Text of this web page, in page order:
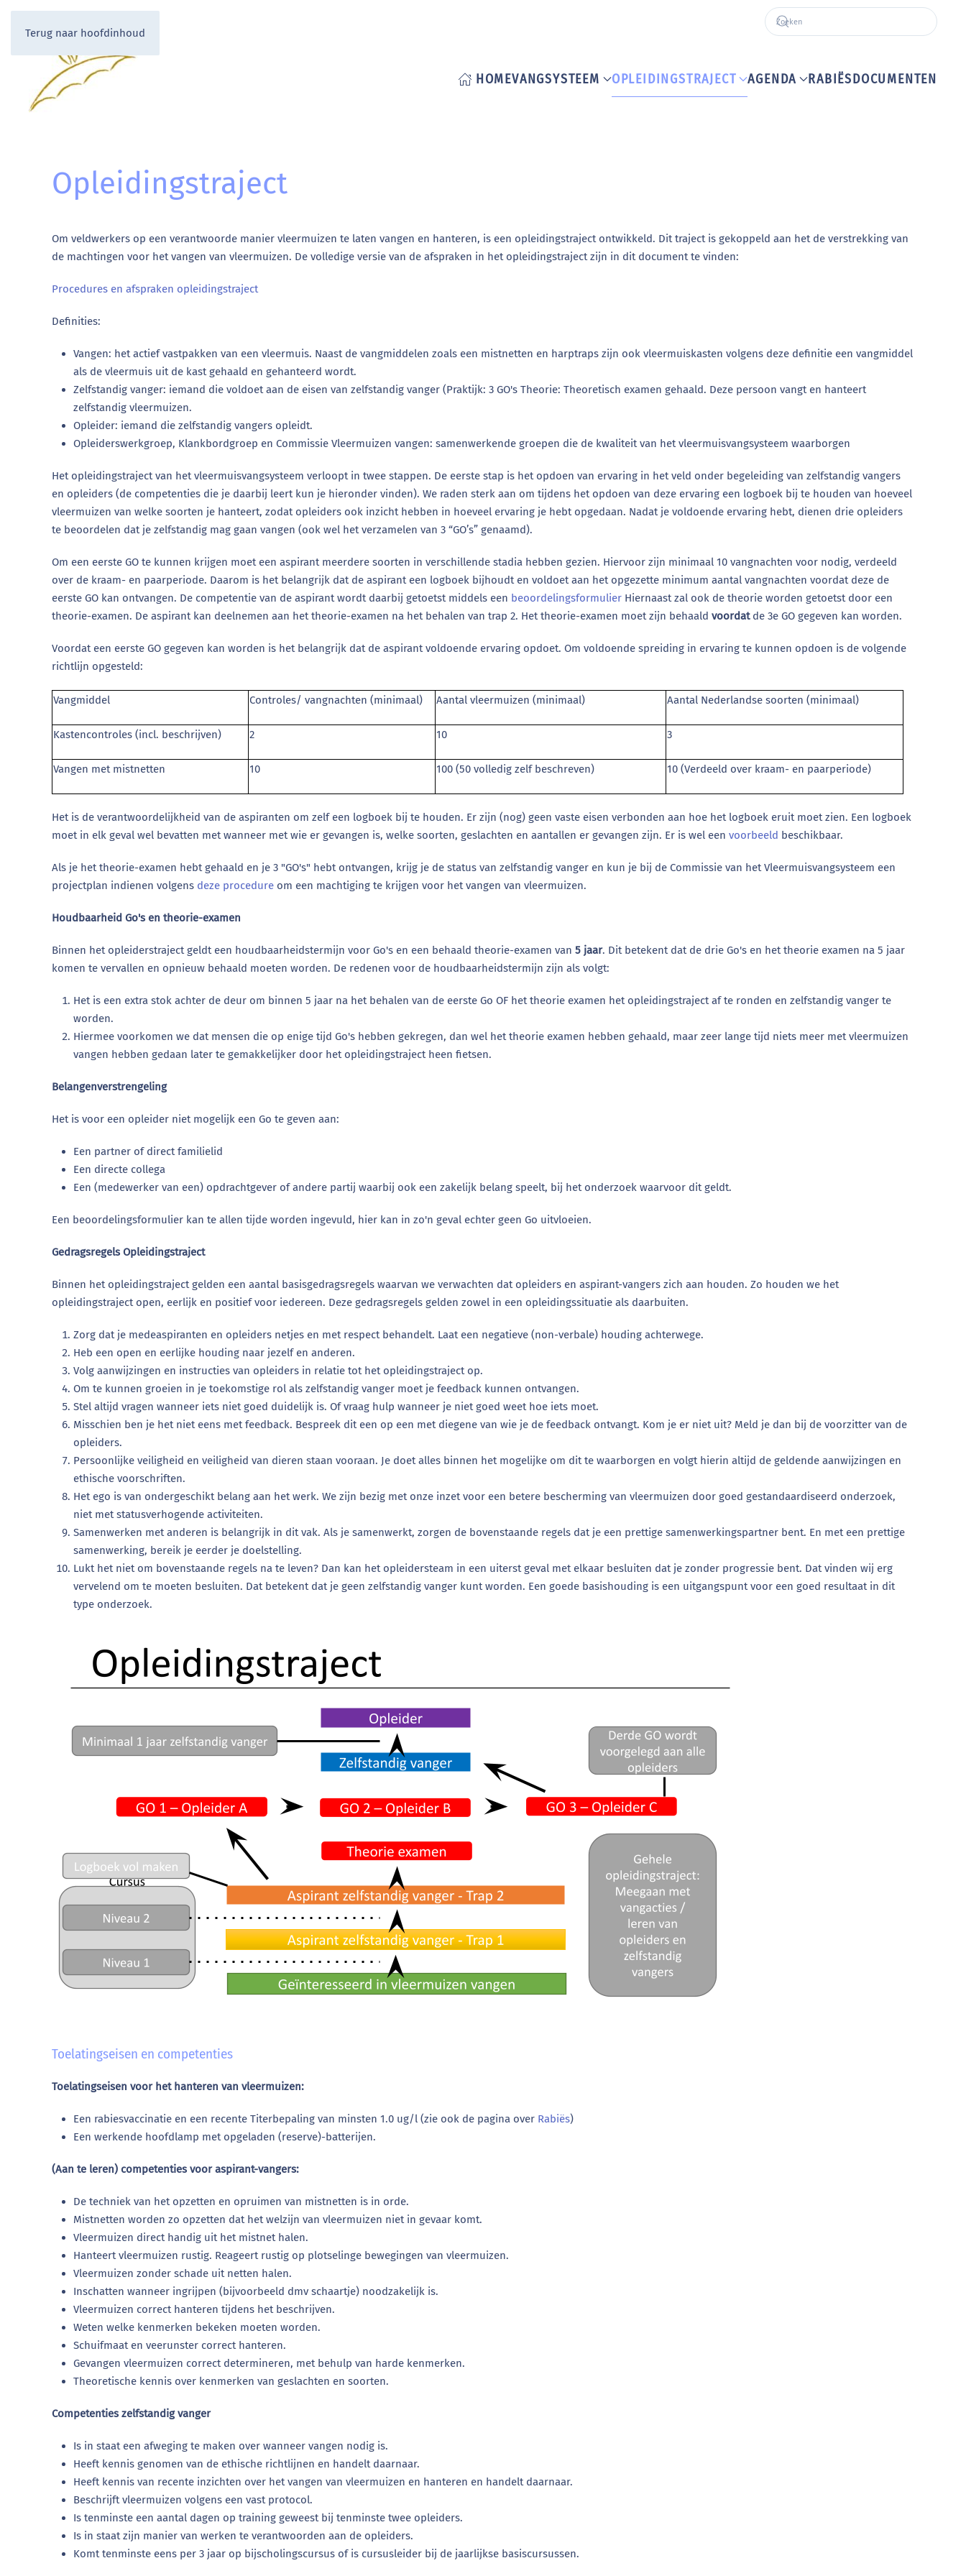
Terug naar hoofdinhoud
HOMEVANGSYSTEEM OPLEIDINGSTRAJECT AGENDA RABIËSDOCUMENTEN
Opleidingstraject
Om veldwerkers op een verantwoorde manier vleermuizen te laten vangen en hanteren, is een opleidingstraject ontwikkeld. Dit traject is gekoppeld aan het de verstrekking van
de machtingen voor het vangen van vleermuizen. De volledige versie van de afspraken in het opleidingstraject zijn in dit document te vinden:
Procedures en afspraken opleidingstraject
Definities:
Vangen: het actief vastpakken van een vleermuis. Naast de vangmiddelen zoals een mistnetten en harptraps zijn ook vleermuiskasten volgens deze definitie een vangmiddel
als de vleermuis uit de kast gehaald en gehanteerd wordt.
Zelfstandig vanger: iemand die voldoet aan de eisen van zelfstandig vanger (Praktijk: 3 GO's Theorie: Theoretisch examen gehaald. Deze persoon vangt en hanteert
zelfstandig vleermuizen.
Opleider: iemand die zelfstandig vangers opleidt.
Opleiderswerkgroep, Klankbordgroep en Commissie Vleermuizen vangen: samenwerkende groepen die de kwaliteit van het vleermuisvangsysteem waarborgen
Het opleidingstraject van het vleermuisvangsysteem verloopt in twee stappen. De eerste stap is het opdoen van ervaring in het veld onder begeleiding van zelfstandig vangers
en opleiders (de competenties die je daarbij leert kun je hieronder vinden). We raden sterk aan om tijdens het opdoen van deze ervaring een logboek bij te houden van hoeveel
vleermuizen van welke soorten je hanteert, zodat opleiders ook inzicht hebben in hoeveel ervaring je hebt opgedaan. Nadat je voldoende ervaring hebt, dienen drie opleiders
te beoordelen dat je zelfstandig mag gaan vangen (ook wel het verzamelen van 3 “GO’s” genaamd).
Om een eerste GO te kunnen krijgen moet een aspirant meerdere soorten in verschillende stadia hebben gezien. Hiervoor zijn minimaal 10 vangnachten voor nodig, verdeeld
over de kraam- en paarperiode. Daarom is het belangrijk dat de aspirant een logboek bijhoudt en voldoet aan het opgezette minimum aantal vangnachten voordat deze de
eerste GO kan ontvangen. De competentie van de aspirant wordt daarbij getoetst middels een beoordelingsformulier Hiernaast zal ook de theorie worden getoetst door een
theorie-examen. De aspirant kan deelnemen aan het theorie-examen na het behalen van trap 2. Het theorie-examen moet zijn behaald voordatde 3e GO gegeven kan worden.
Voordat een eerste GO gegeven kan worden is het belangrijk dat de aspirant voldoende ervaring opdoet. Om voldoende spreiding in ervaring te kunnen opdoen is de volgende
richtlijn opgesteld:
Vangmiddel Controles/ vangnachten (minimaal) Aantal vleermuizen (minimaal) Aantal Nederlandse soorten (minimaal)
Kastencontroles (incl. beschrijven) 2 10 3
Vangen met mistnetten 10 100 (50 volledig zelf beschreven) 10 (Verdeeld over kraam- en paarperiode)
Het is de verantwoordelijkheid van de aspiranten om zelf een logboek bij te houden. Er zijn (nog) geen vaste eisen verbonden aan hoe het logboek eruit moet zien. Een logboek
moet in elk geval wel bevatten met wanneer met wie er gevangen is, welke soorten, geslachten en aantallen er gevangen zijn. Er is wel een voorbeeld beschikbaar.
Als je het theorie-examen hebt gehaald en je 3 "GO's" hebt ontvangen, krijg je de status van zelfstandig vanger en kun je bij de Commissie van het Vleermuisvangsysteem een
projectplan indienen volgens deze procedure om een machtiging te krijgen voor het vangen van vleermuizen.
Houdbaarheid Go's en theorie-examen
Binnen het opleiderstraject geldt een houdbaarheidstermijn voor Go's en een behaald theorie-examen van 5 jaar. Dit betekent dat de drie Go's en het theorie examen na 5 jaar
komen te vervallen en opnieuw behaald moeten worden. De redenen voor de houdbaarheidstermijn zijn als volgt:
Het is een extra stok achter de deur om binnen 5 jaar na het behalen van de eerste Go OF het theorie examen het opleidingstraject af te ronden en zelfstandig vanger te
worden.
Hiermee voorkomen we dat mensen die op enige tijd Go's hebben gekregen, dan wel het theorie examen hebben gehaald, maar zeer lange tijd niets meer met vleermuizen
vangen hebben gedaan later te gemakkelijker door het opleidingstraject heen fietsen.
Belangenverstrengeling
Het is voor een opleider niet mogelijk een Go te geven aan:
Een partner of direct familielid
Een directe collega
Een (medewerker van een) opdrachtgever of andere partij waarbij ook een zakelijk belang speelt, bij het onderzoek waarvoor dit geldt.
Een beoordelingsformulier kan te allen tijde worden ingevuld, hier kan in zo'n geval echter geen Go uitvloeien.
Gedragsregels Opleidingstraject
Binnen het opleidingstraject gelden een aantal basisgedragsregels waarvan we verwachten dat opleiders en aspirant-vangers zich aan houden. Zo houden we het
opleidingstraject open, eerlijk en positief voor iedereen. Deze gedragsregels gelden zowel in een opleidingssituatie als daarbuiten.
Zorg dat je medeaspiranten en opleiders netjes en met respect behandelt. Laat een negatieve (non-verbale) houding achterwege.
Heb een open en eerlijke houding naar jezelf en anderen.
Volg aanwijzingen en instructies van opleiders in relatie tot het opleidingstraject op.
Om te kunnen groeien in je toekomstige rol als zelfstandig vanger moet je feedback kunnen ontvangen.
Stel altijd vragen wanneer iets niet goed duidelijk is. Of vraag hulp wanneer je niet goed weet hoe iets moet.
Misschien ben je het niet eens met feedback. Bespreek dit een op een met diegene van wie je de feedback ontvangt. Kom je er niet uit? Meld je dan bij de voorzitter van de
opleiders.
Persoonlijke veiligheid en veiligheid van dieren staan vooraan. Je doet alles binnen het mogelijke om dit te waarborgen en volgt hierin altijd de geldende aanwijzingen en
ethische voorschriften.
Het ego is van ondergeschikt belang aan het werk. We zijn bezig met onze inzet voor een betere bescherming van vleermuizen door goed gestandaardiseerd onderzoek,
niet met statusverhogende activiteiten.
Samenwerken met anderen is belangrijk in dit vak. Als je samenwerkt, zorgen de bovenstaande regels dat je een prettige samenwerkingspartner bent. En met een prettige
samenwerking, bereik je eerder je doelstelling.
Lukt het niet om bovenstaande regels na te leven? Dan kan het opleidersteam in een uiterst geval met elkaar besluiten dat je zonder progressie bent. Dat vinden wij erg
vervelend om te moeten besluiten. Dat betekent dat je geen zelfstandig vanger kunt worden. Een goede basishouding is een uitgangspunt voor een goed resultaat in dit
type onderzoek.
Toelatingseisen en competenties
Toelatingseisen voor het hanteren van vleermuizen:
Een rabiesvaccinatie en een recente Titerbepaling van minsten 1.0 ug/l (zie ook de pagina over Rabiës)
Een werkende hoofdlamp met opgeladen (reserve)-batterijen.
(Aan te leren) competenties voor aspirant-vangers:
De techniek van het opzetten en opruimen van mistnetten is in orde.
Mistnetten worden zo opzetten dat het welzijn van vleermuizen niet in gevaar komt.
Vleermuizen direct handig uit het mistnet halen.
Hanteert vleermuizen rustig. Reageert rustig op plotselinge bewegingen van vleermuizen.
Vleermuizen zonder schade uit netten halen.
Inschatten wanneer ingrijpen (bijvoorbeeld dmv schaartje) noodzakelijk is.
Vleermuizen correct hanteren tijdens het beschrijven.
Weten welke kenmerken bekeken moeten worden.
Schuifmaat en veerunster correct hanteren.
Gevangen vleermuizen correct determineren, met behulp van harde kenmerken.
Theoretische kennis over kenmerken van geslachten en soorten.
Competenties zelfstandig vanger
Is in staat een afweging te maken over wanneer vangen nodig is.
Heeft kennis genomen van de ethische richtlijnen en handelt daarnaar.
Heeft kennis van recente inzichten over het vangen van vleermuizen en hanteren en handelt daarnaar.
Beschrijft vleermuizen volgens een vast protocol.
Is tenminste een aantal dagen op training geweest bij tenminste twee opleiders.
Is in staat zijn manier van werken te verantwoorden aan de opleiders.
Komt tenminste eens per 3 jaar op bijscholingscursus of is cursusleider bij de jaarlijkse basiscursussen.